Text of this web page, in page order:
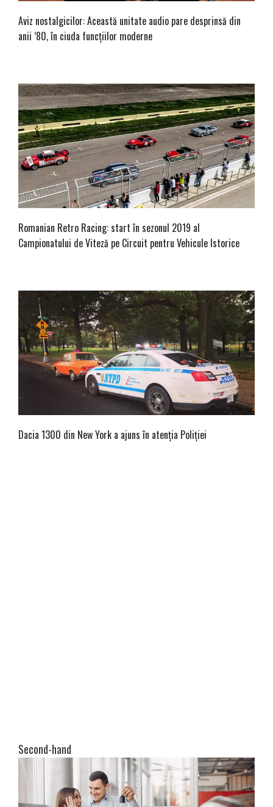
Aviz nostalgicilor: Această unitate audio pare desprinsă din
anii ’80, în ciuda funcțiilor moderne
Romanian Retro Racing: start în sezonul 2019 al
Campionatului de Viteză pe Circuit pentru Vehicule Istorice
Dacia 1300 din New York a ajuns în atenția Poliției
Second-hand